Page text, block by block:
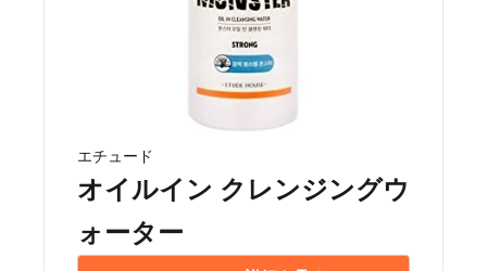
エチュード
オイルイン クレンジングウ
ォーター